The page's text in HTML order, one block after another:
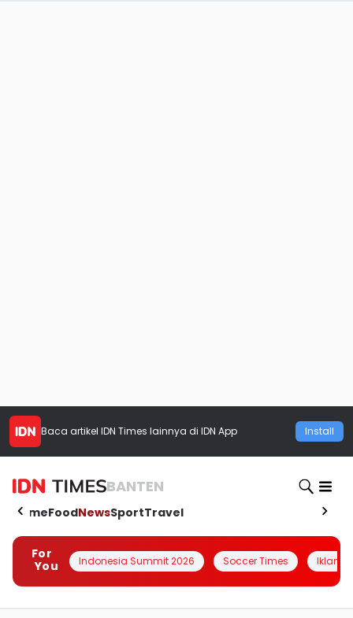
Baca artikel IDN Times lainnya di IDN App Install
BANTEN
HomeFoodNewsSportTravel
For
You
Indonesia Summit 2026 Soccer Times Iklanin